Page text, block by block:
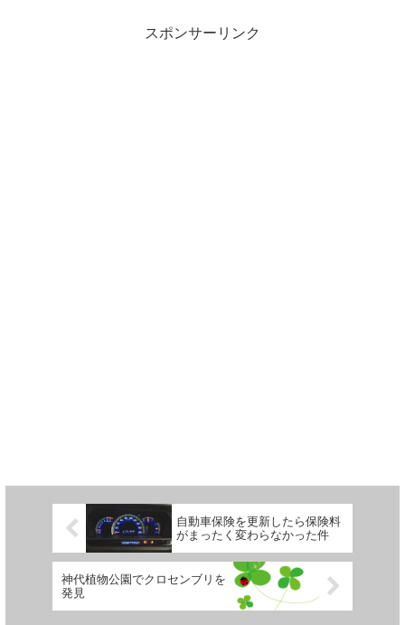
スポンサーリンク
自動車保険を更新したら保険料
がまったく変わらなかった件
神代植物公園でクロセンブリを
発見